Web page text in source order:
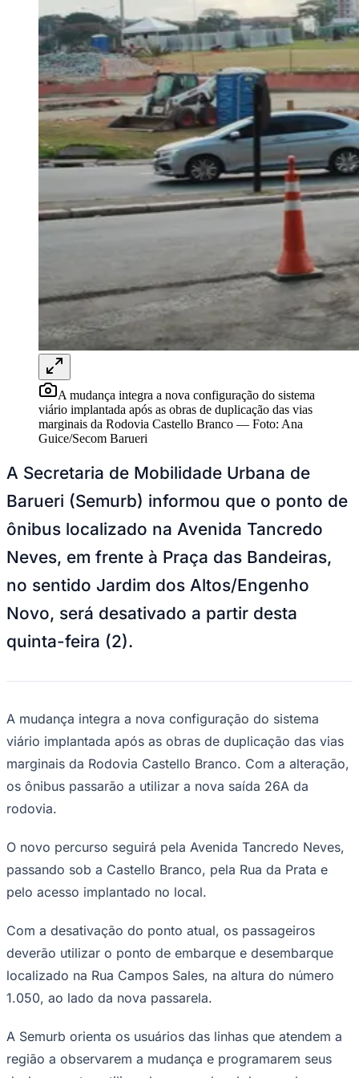
Para Sua Empresa
Anuncie Regional
Guia de Empresas
Vagas na Região Novo
Hub de Negócios
Guia Comercial
Selo Verificado
Portal Educacional
Agenda de Vestibulares
Vagas de Emprego
Panorama Econômico
Anuncie no Portal
Verificar Empresa
Novo
Anunciar VagasNovo
Publicidade Legal
NBA
NFL
Fórmula 1
UFC
Tênis (ATP)
MLB
Atletismo
Vôlei
NBB
Competições de Futebol
Brasileirão Série A
Brasileirão Série B
Paulistão
Copa do Brasil
Libertadores
Sul-Americana
Copa América
Champions League
La Liga
Times - Ir direto
A mudança integra a nova configuração do sistema
viário implantada após as obras de duplicação das vias
marginais da Rodovia Castello Branco — Foto: Ana
Guice/Secom Barueri
A Secretaria de Mobilidade Urbana de
Barueri (Semurb) informou que o ponto de
ônibus localizado na Avenida Tancredo
Neves, em frente à Praça das Bandeiras,
no sentido Jardim dos Altos/Engenho
Novo, será desativado a partir desta
quinta-feira (2).
A mudança integra a nova configuração do sistema
viário implantada após as obras de duplicação das vias
marginais da Rodovia Castello Branco. Com a alteração,
os ônibus passarão a utilizar a nova saída 26A da
rodovia.
O novo percurso seguirá pela Avenida Tancredo Neves,
passando sob a Castello Branco, pela Rua da Prata e
pelo acesso implantado no local.
Com a desativação do ponto atual, os passageiros
deverão utilizar o ponto de embarque e desembarque
localizado na Rua Campos Sales, na altura do número
1.050, ao lado da nova passarela.
A Semurb orienta os usuários das linhas que atendem a
região a observarem a mudança e programarem seus